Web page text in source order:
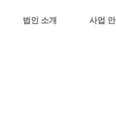
법인 소개 사업 안